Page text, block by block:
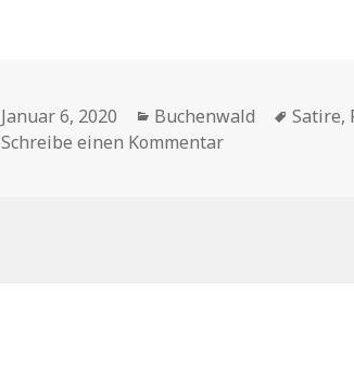
Veröffentlicht
am
Januar 6, 2020 Kategorien
Buchenwald Satire,
Schreibe einen Kommentarzu Shahak